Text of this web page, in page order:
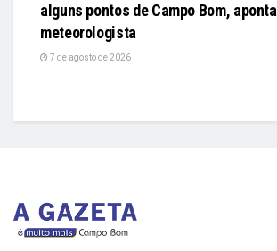
alguns pontos de Campo Bom, aponta
meteorologista
7 de agosto de 2026